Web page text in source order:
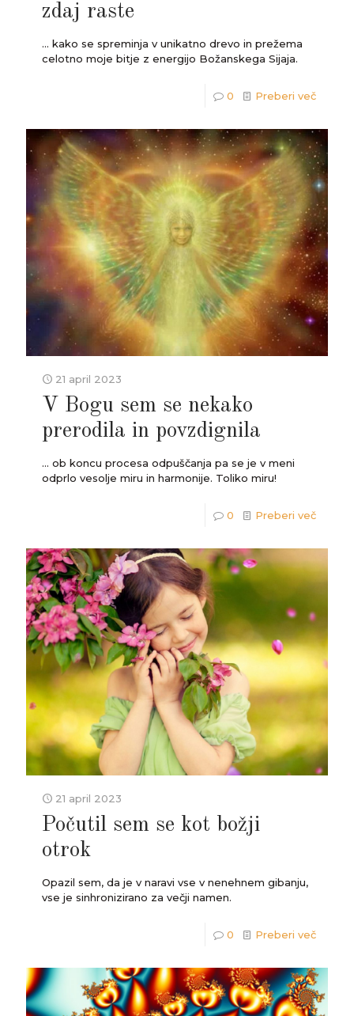
zdaj raste
... kako se spreminja v unikatno drevo in prežema
celotno moje bitje z energijo Božanskega Sijaja.
0 Preberi več
21 april 2023
V Bogu sem se nekako
prerodila in povzdignila
... ob koncu procesa odpuščanja pa se je v meni
odprlo vesolje miru in harmonije. Toliko miru!
0 Preberi več
21 april 2023
Počutil sem se kot božji
otrok
Opazil sem, da je v naravi vse v nenehnem gibanju,
vse je sinhronizirano za večji namen.
0 Preberi več